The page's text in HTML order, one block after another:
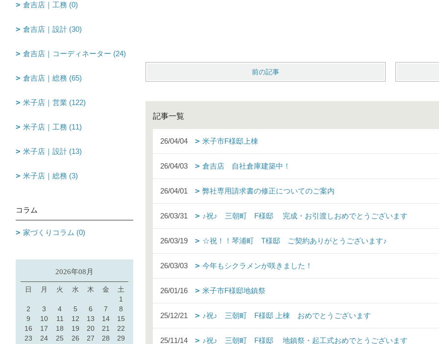
前の記事
記事一覧
26/04/04 米子市F様邸上棟
26/04/03 倉吉店 自社倉庫建築中！
26/04/01 弊社専用請求書の修正についてのご案内
26/03/31 ♪祝♪ 三朝町 F様邸 完成・お引渡しおめでとうございます
26/03/19 ☆祝！！琴浦町 T様邸 ご契約ありがとうございます♪
26/03/03 今年もシクラメンが咲きました！
26/01/16 米子市F様邸地鎮祭
25/12/21 ♪祝♪ 三朝町 F様邸 上棟 おめでとうございます
25/11/14 ♪祝♪ 三朝町 F様邸 地鎮祭・起工式おめでとうございます
倉吉店｜工務 (0)
倉吉店｜設計 (30)
倉吉店｜コーディネーター (24)
倉吉店｜総務 (65)
米子店｜営業 (122)
米子店｜工務 (11)
米子店｜設計 (13)
米子店｜総務 (3)
コラム
家づくりコラム (0)
2026年08月
日 月 火 水 木 金
土
1
2
3 4 5 6 7
8
9
10 11 12 13 14
15
16
17 18 19 20 21
22
23
24 25 26 27 28
29